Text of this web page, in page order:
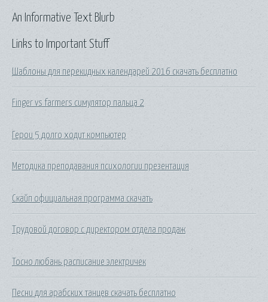
Links to Important Stuff
Шаблоны для перекидных календарей 2016 скачать бесплатно
Finger vs farmers симулятор пальца 2
Герои 5 долго ходит компьютер
Методика преподавания психологии презентация
Скайп официальная программа скачать
Трудовой договор с директором отдела продаж
Тосно любань расписание электричек
Песни для арабских танцев скачать бесплатно
An Informative Text Blurb